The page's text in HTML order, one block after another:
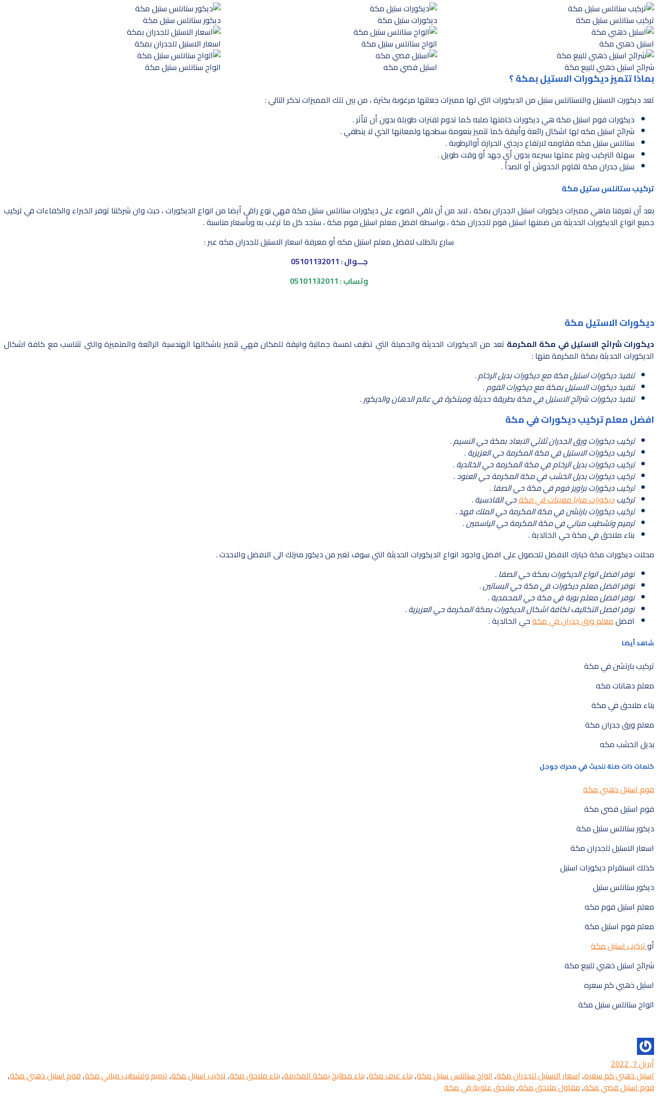
تركيب ستانلس ستيل مكة ديكورات ستيل مكة
ديكور ستانلس ستيل مكة
استيل ذهبي مكة
الواح ستانلس ستيل مكة
اسعار الاستيل للجدران بمكة
شرائح استيل ذهبي للبيع مكة
استيل فضي مكه الواح ستانلس ستيل مكة
بماذا تتميز ديكورات الاستيل بمكة ؟
تعد ديكورت الاستيل والاستانلس ستيل من الديكورات التي لها مميزات جعلتها مرغوبة بكثرة ، من بين تلك المميزات نذكر التالي :
ديكورات فوم استيل مكة هي ديكورات خامتها صلبه كما تدوم لفترات طويلة بدون أن تتأثر .
شرائح استيل مكه لها اشكال رائعة وأنيقة كما تتميز بنعومة سطحها ولمعانها الذي لا ينطفي .
ستانلس ستيل مكه مقاومه لارتفاع درجتي الحرارة أوالرطوبة .
سهلة التركيب ويتم عملها بسرعه بدون أي جهد أو وقت طويل .
ستيل جدران مكة تقاوم الخدوش أو الصدأ .
تركيب ستانلس ستيل مكة
بعد أن تعرفنا ماهي مميزات ديكورات استيل الجدران بمكة ، لابد من أن نلقي الضوء على ديكورات ستانلس ستيل مكة فهي نوع راقي أيضا من انواع الديكورات ، حيث وان شركتنا توفر الخبراء والكفاءات في تركيب
جميع انواع الديكورات الحديثة من ضمنها استيل فوم للجدران مكة ، بواسطة افضل معلم استيل فوم مكة ، ستجد كل ما ترغب به وبأسعار مناسبة .
سارع بالطلب لافضل معلم استيل مكه أو معرفة اسعار الاستيل للجدران مكه عبر :
جـــوال : 05101132011
وتساب : 05101132011
ديكورات الاستيل مكة
ديكورات شرائح الاستيل في مكة المكرمة تعد من الديكورات الحديثة والجميلة التي تظيف لمسة جمالية وانيقة للمكان فهي تتميز باشكالها الهندسية الرائعة والمتميزة والتي تتناسب مع كافة اشكال
الديكورات الحديثة بمكة المكرمة منها :
تنفيذ ديكورات استيل مكة مع ديكورات بديل الرخام .
تنفيذ ديكورات الاستيل بمكة مع ديكورات الفوم .
تنفيذ ديكورات شرائح الاستيل في مكة بطريقة حديثة ومبتكرة في عالم الدهان والديكور .
افضل معلم تركيب ديكورات في مكة
تركيب ديكورات ورق الجدران ثلاثي الابعاد بمكة حي النسيم .
تركيب ديكورات الاستيل في مكة المكرمة حي العزيزية .
تركيب ديكورات بديل الرخام في مكة المكرمة حي الخالدية .
تركيب ديكورات بديل الخشب في مكة المكرمة حي العنود .
تركيب ديكورات براويز فوم في مكة حي الصفا .
تركيبديكورات مرايا معينات في مكةحي القادسية .
تركيب ديكورات بارتشن في مكة المكرمة حي الملك فهد .
ترميم وتشطيب مباني في مكة المكرمة حي الياسمين .
بناء ملاحق في مكة حي الخالدية .
محلات ديكورات مكة خيارك الافضل للحصول على افضل واجود انواع الديكورات الحديثة التي سوف تغير من ديكور منزلك الى الافضل والاحدث .
نوفر افضل انواع الديكورات بمكة حي الصفا .
نوفر افضل معلم ديكورات في مكة حي البساتين .
نوفر افضل معلم بوية في مكة حي المحمدية .
نوفر افضل التكاليف لكافة اشكال الديكورات بمكة المكرمة حي العزيزية .
افضلمعلم ورق جدران في مكةحي الخالدية .
شاهد أيضا
تركيب بارتشن في مكة
معلم دهانات مكه
بناء ملاحق في مكة
معلم ورق جدران مكة
بديل الخشب مكه
كلمات ذات صلة للحبث في محرك جوجل
فوم استيل ذهبي مكة
فوم استيل فضي مكة
ديكور ستانلس ستيل مكة
اسعار الاستيل للجدران مكة
كذلك انستقرام ديكورات استيل
ديكور ستانلس ستيل
معلم استيل فوم مكه
معلم فوم استيل مكة
أوتركيب استيل مكة
شرائح استيل ذهبي للبيع مكة
استيل ذهبي كم سعره
الواح ستانلس ستيل مكة
أبريل 7, 2022
استيل ذهبي كم سعره,اسعار الاستيل للجدران مكة,الواح ستانلس ستيل مكة,بناء غرف مكة,بناء مطابخ بمكة المكرمة,بناء ملاحق مكة,تركيب استيل مكة,ترميم وتشطيب مباني مكة,فوم استيل ذهبي مكة,
فوم استيل فضي مكة,مقاول ملاحق مكة,ملاحق علوية في مكة